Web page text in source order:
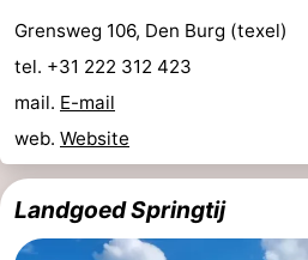
breakfasts)
Hotels
-
Grensweg 106, Den Burg (texel)
tel. +31 222 312 423
mail. E-mail
web. Website
Landgoed Springtij